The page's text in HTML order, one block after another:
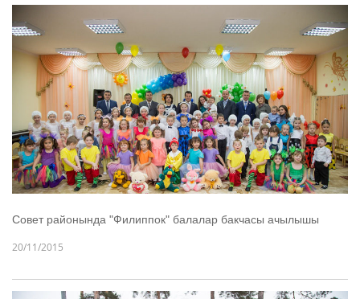
Совет районында "Филиппок" балалар бакчасы ачылышы
20/11/2015